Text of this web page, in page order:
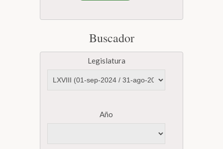
Buscador
Legislatura
Año